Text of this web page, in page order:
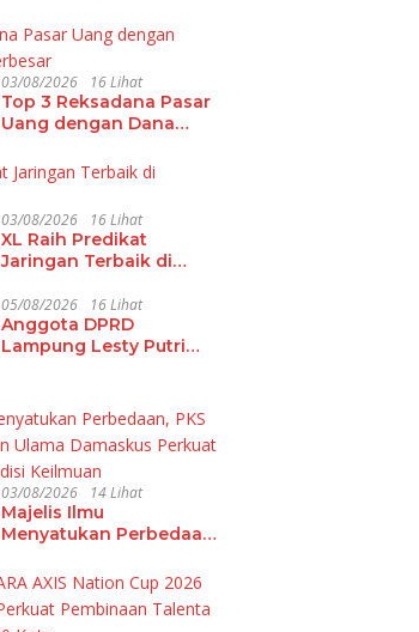
ampung
03/08/2026 16 Lihat
Top 3 Reksadana Pasar
Uang dengan Dana
03/08/2026 16 Lihat
XL Raih Predikat
Jaringan Terbaik di
05/08/2026 16 Lihat
Anggota DPRD
Lampung Lesty Putri
Lamsel
03/08/2026 14 Lihat
Majelis Ilmu
Menyatukan Perbedaan,
Ulama Damaskus
Perkuat Ukhuwah dan
Tradisi Keilmuan